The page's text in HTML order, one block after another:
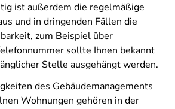
ist außerdem die regelmäßige
und in dringenden Fällen die
zum Beispiel über
sollte Ihnen bekannt
Stelle ausgehängt werden.
des Gebäudemanagements
Wohnungen gehören in der